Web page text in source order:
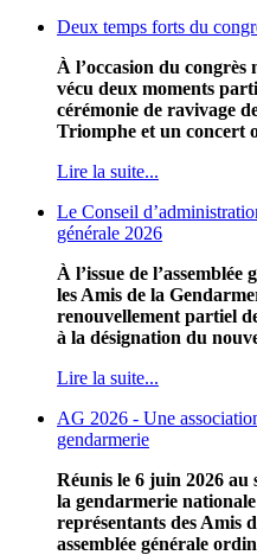
Deux temps forts du
À l’occasion du
vécu deux moments
cérémonie de ravivage
Triomphe et un concert
Lire la suite...
Le Conseil
générale 2026
À l’issue de
les Amis de la
renouvellement partiel
à la désignation du
Lire la suite...
AG 2026 - Une
gendarmerie
Réunis le 6 juin 2026 au
la gendarmerie
représentants des Amis
assemblée générale